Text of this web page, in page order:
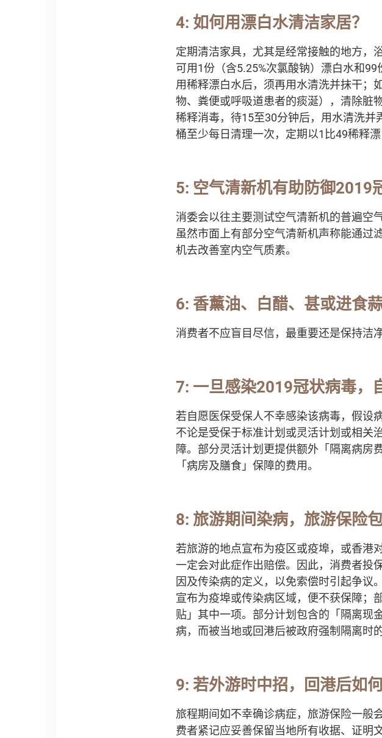
4: 如何用漂白水清洁家居？
定期清洁家具，尤其是经常接触的地方，
可用1份（含5.25%次氯酸钠）漂白水和
用稀释漂白水后，须再用水清洗并抹干；
物、粪便或呼吸道患者的痰涎），清除脏
稀释消毒，待15至30分钟后，用水清洗
桶至少每日清理一次，定期以1比49稀释漂
5: 空气清新机有助防御2019
消委会以往主要测试空气清新机的普遍空
虽然市面上有部分空气清新机声称能通过
机去改善室内空气质素。
6: 香薰油、白醋、甚或进食
消费者不应盲目尽信，最重要还是保持洁
7: 一旦感染2019冠状病毒，
若自愿医保受保人不幸感染该病毒，假设
不论是受保于标准计划或灵活计划或相关
障。部分灵活计划更提供额外「隔离病房
「病房及膳食」保障的费用。
8: 旅游期间染病，旅游保险包
若旅游的地点宣布为疫区或疫埠，或香港
一定会对此症作出赔偿。因此，消费者投
因及传染病的定义，以免索偿时引起争议
宣布为疫埠或传染病区域，便不获保障；
贴」其中一项。部分计划包含的「隔离现
病，而被当地或回港后被政府强制隔离时
9: 若外游时中招，回港后如何
旅程期间如不幸确诊病症，旅游保险一般
费者紧记应妥善保留当地所有收据、证明